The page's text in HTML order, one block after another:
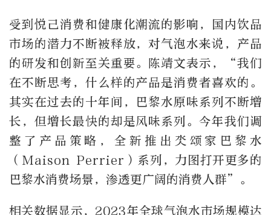
受到悦己消费和健康化潮流的影响，国内饮品
市场的潜力不断被释放，对气泡水来说，产品
的研发和创新至关重要。陈靖文表示，“我们
在不断思考，什么样的产品是消费者喜欢的。
其实在过去的十年间，巴黎水原味系列不断增
长，但增长最快的却是风味系列。今年我们调
整了产品策略，全新推出氼颂家巴黎水
（Maison Perrier）系列，力图打开更多的
巴黎水消费场景，渗透更广阔的消费人群”。
相关数据显示，2023年全球气泡水市场规模达